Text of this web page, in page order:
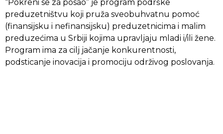
“Pokreni se za posao” je program podrške
preduzetništvu koji pruža sveobuhvatnu pomoć
(finansijsku i nefinansijsku) preduzetnicima i malim
preduzećima u Srbiji kojima upravljaju mladi i/ili žene.
Program ima za cilj jačanje konkurentnosti,
podsticanje inovacija i promociju održivog poslovanja.